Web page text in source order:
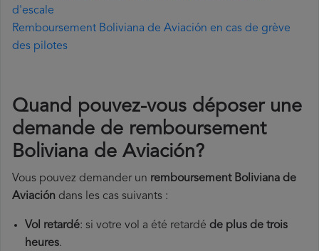
d'escale
Remboursement Boliviana de Aviación en cas de grève
des pilotes
Quand pouvez-vous déposer une
demande de remboursement
Boliviana de Aviación?
Vous pouvez demander un remboursement Boliviana de
Aviación dans les cas suivants :
Vol retardé: si votre vol a été retardé de plus de trois
heures.